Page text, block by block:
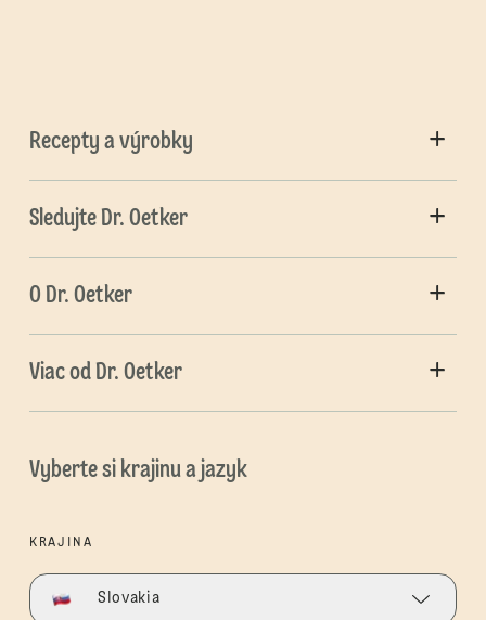
Recepty a výrobky
Sledujte Dr. Oetker
O Dr. Oetker
Viac od Dr. Oetker
Vyberte si krajinu a jazyk
KRAJINA
Slovakia